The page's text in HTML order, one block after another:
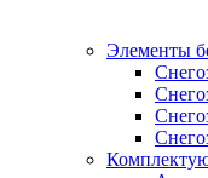
Элементы